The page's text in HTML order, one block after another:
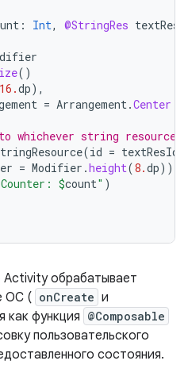
: Int, @StringRes
()
16.dp),
= Arrangement .Center
whichever string resource ID
(id = textResId
= Modifier .height(8.dp))
$count" )
обрабатывает
ОС ( onCreate и
как функция @Composable
пользовательского
состояния.